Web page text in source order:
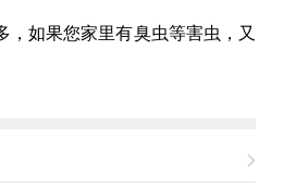
如果您家里有臭虫等害虫，又